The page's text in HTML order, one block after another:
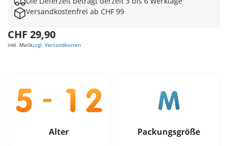
Versandkostenfrei ab CHF 99
CHF 29,90
inkl. MwStzzgl. Versandkosten
Alter Packungsgröße